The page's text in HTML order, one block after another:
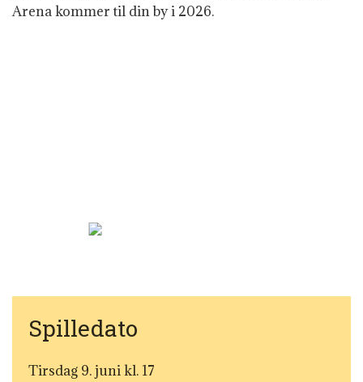
Arena kommer til din by i 2026.
Spilledato
Tirsdag 9. juni kl. 17